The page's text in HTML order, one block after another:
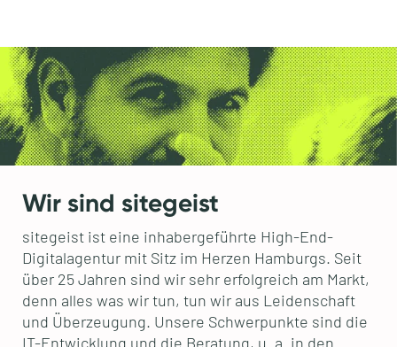
Wir sind sitegeist
sitegeist ist eine inhabergeführte High-End-
Digitalagentur mit Sitz im Herzen Hamburgs. Seit
über 25 Jahren sind wir sehr erfolgreich am Markt,
denn alles was wir tun, tun wir aus Leidenschaft
und Überzeugung. Unsere Schwerpunkte sind die
IT-Entwicklung und die Beratung, u. a. in den